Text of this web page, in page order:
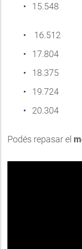
15.548
16.512
17.804
18.375
19.724
20.304
Podés repasar el